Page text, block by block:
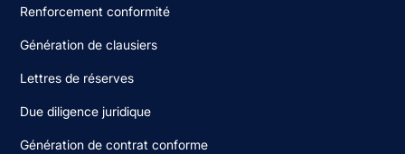
Renforcement conformité
Génération de clausiers
Lettres de réserves
Due diligence juridique
Génération de contrat conforme